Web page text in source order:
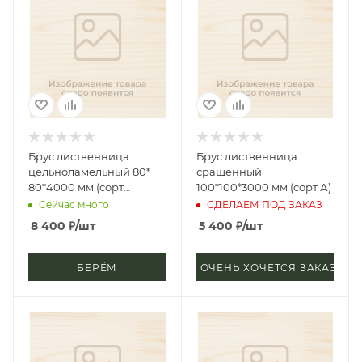
Брус лиственница
цельноламельный 80*
80*4000 мм (сорт
Экстра)
Сейчас много
8 400 ₽/шт
БЕРЁМ
Брус лиственница
сращенный
100*100*3000 мм (сорт А)
СДЕЛАЕМ ПОД ЗАКАЗ
5 400 ₽/шт
ОЧЕНЬ ХОЧЕТСЯ ЗАКАЗАТЬ